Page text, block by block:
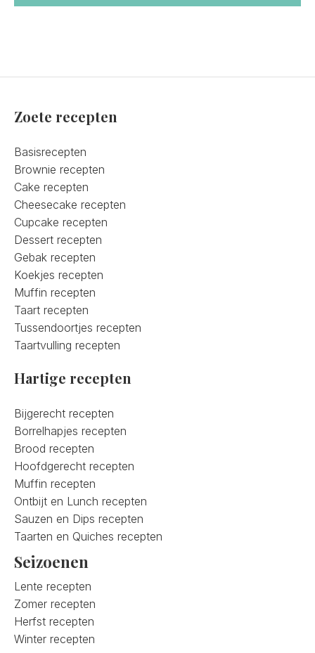
Zoete recepten
Basisrecepten
Brownie recepten
Cake recepten
Cheesecake recepten
Cupcake recepten
Dessert recepten
Gebak recepten
Koekjes recepten
Muffin recepten
Taart recepten
Tussendoortjes recepten
Taartvulling recepten
Hartige recepten
Bijgerecht recepten
Borrelhapjes recepten
Brood recepten
Hoofdgerecht recepten
Muffin recepten
Ontbijt en Lunch recepten
Sauzen en Dips recepten
Taarten en Quiches recepten
Seizoenen
Lente recepten
Zomer recepten
Herfst recepten
Winter recepten